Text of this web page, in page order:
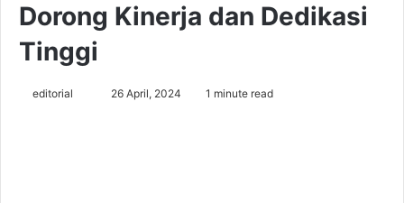
Dorong Kinerja dan Dedikasi
Tinggi
editorial 26 April, 2024 1 minute read